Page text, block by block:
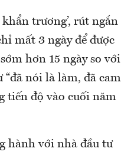
trương’, rút ngắn
mất 3 ngày để được
hơn 15 ngày so với
“đã nói là làm, đã cam
tiến độ vào cuối năm
hành với nhà đầu tư